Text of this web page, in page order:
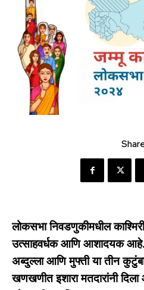
लोकसभा निवडणुकीमधील
उत्साहवर्धक आणि आशादयक आहे.
अब्दुल्ला आणि मुफ्ती या तीन
खणखणीत इशारा मतदारांनी